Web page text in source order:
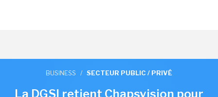
BUSINESS / SECTEUR PUBLIC / PRIVÉ
La DGSI retient Chapsvision pour